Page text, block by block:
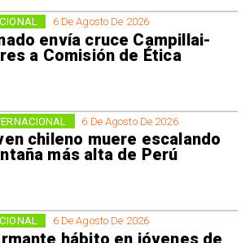
6 De Agosto De 2026
envía cruce Campillai-
a Comisión de Ética
6 De Agosto De 2026
chileno muere escalando
más alta de Perú
6 De Agosto De 2026
hábito en jóvenes de